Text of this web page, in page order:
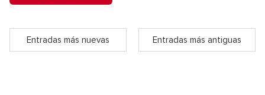
Entradas más nuevas Entradas más antiguas